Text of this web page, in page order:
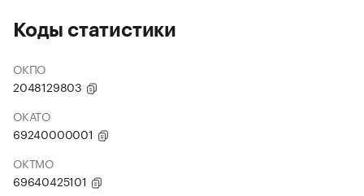
Коды статистики
ОКПО
2048129803
ОКАТО
69240000001
ОКТМО
69640425101